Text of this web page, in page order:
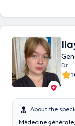
Dr.
About the
Médecine